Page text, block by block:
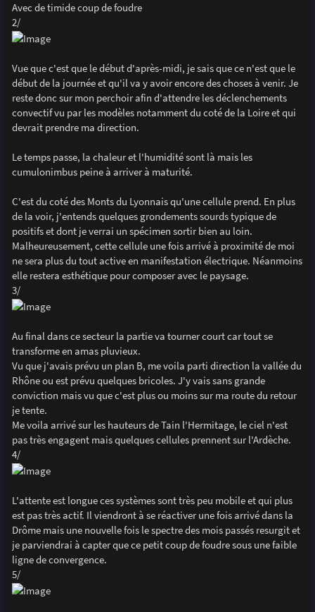
Avec de timide coup de foudre
2/
Vue que c'est que le début d'après-midi, je sais que ce n'est que le
début de la journée et qu'il va y avoir encore des choses à venir. Je
reste donc sur mon perchoir afin d'attendre les déclenchements
convectif vu par les modèles notamment du coté de la Loire et qui
devrait prendre ma direction.
Le temps passe, la chaleur et l'humidité sont là mais les
cumulonimbus peine à arriver à maturité.
C'est du coté des Monts du Lyonnais qu'une cellule prend. En plus
de la voir, j'entends quelques grondements sourds typique de
positifs et dont je verrai un spécimen sortir bien au loin.
Malheureusement, cette cellule une fois arrivé à proximité de moi
ne sera plus du tout active en manifestation électrique. Néanmoins
elle restera esthétique pour composer avec le paysage.
3/
Au final dans ce secteur la partie va tourner court car tout se
transforme en amas pluvieux.
Vu que j'avais prévu un plan B, me voila parti direction la vallée du
Rhône ou est prévu quelques bricoles. J'y vais sans grande
conviction mais vu que c'est plus ou moins sur ma route du retour
je tente.
Me voila arrivé sur les hauteurs de Tain l'Hermitage, le ciel n'est
pas très engagent mais quelques cellules prennent sur l'Ardèche.
4/
L'attente est longue ces systèmes sont très peu mobile et qui plus
est pas très actif. Il viendront à se réactiver une fois arrivé dans la
Drôme mais une nouvelle fois le spectre des mois passés resurgit et
je parviendrai à capter que ce petit coup de foudre sous une faible
ligne de convergence.
5/